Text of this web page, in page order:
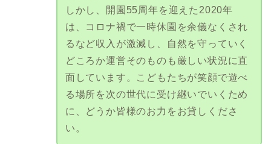
しかし、開園55周年を迎えた2020年
は、コロナ禍で一時休園を余儀なくされ
るなど収入が激減し、自然を守っていく
どころか運営そのものも厳しい状況に直
面しています。こどもたちが笑顔で遊べ
る場所を次の世代に受け継いでいくため
に、どうか皆様のお力をお貸しくださ
い。